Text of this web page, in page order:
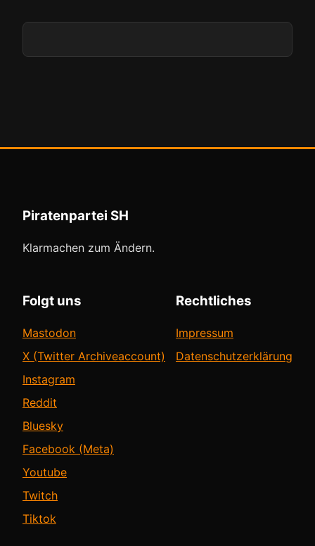
Piratenpartei SH
Klarmachen zum Ändern.
Folgt uns
Mastodon
X (Twitter Archiveaccount)
Instagram
Reddit
Bluesky
Facebook (Meta)
Youtube
Twitch
Tiktok
Rechtliches
Impressum
Datenschutzerklärung